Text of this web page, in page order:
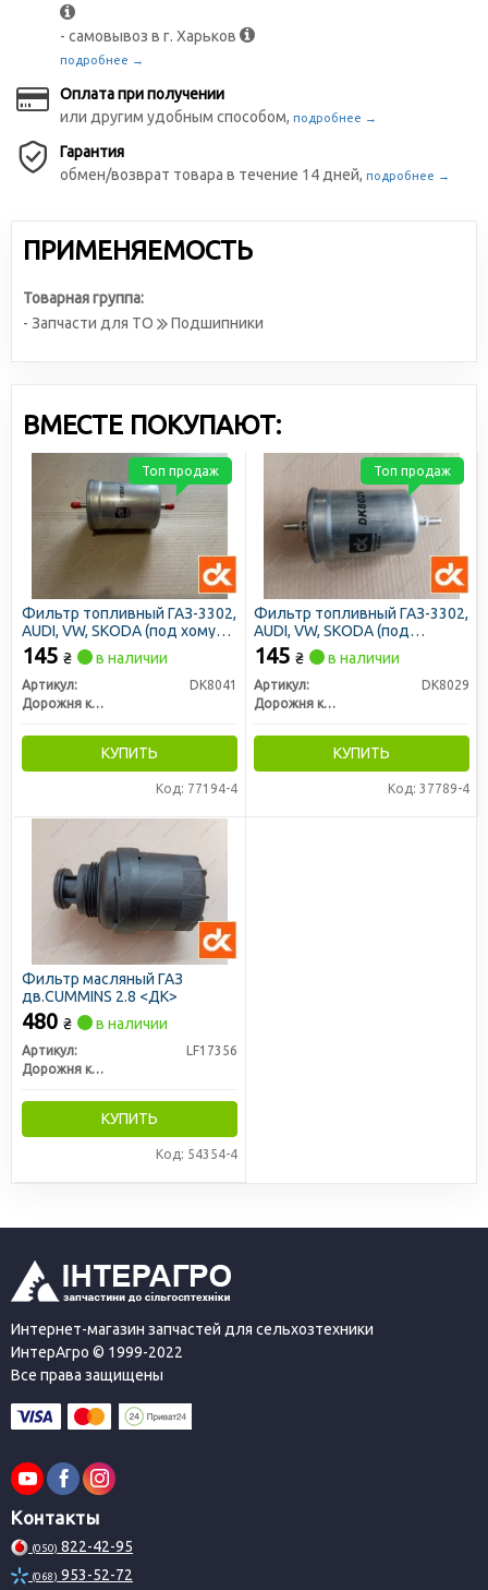
- самовывоз в г. Харьков
подробнее →
Оплата при получении
или другим удобным способом, подробнее →
Гарантия
обмен/возврат товара в течение 14 дней, подробнее →
ПРИМЕНЯЕМОСТЬ
Товарная группа:
- Запчасти для ТО
Подшипники
ВМЕСТЕ ПОКУПАЮТ:
Фильтр топливный ГАЗ-3302,
AUDI, VW, SKODA (под хомут)
<ДК>
145 ₴ в наличии
Артикул:
DK8041
Дорожня карта
КУПИТЬ
Код: 77194-4
Топ продаж
Фильтр топливный ГАЗ-3302,
AUDI, VW, SKODA (под
защелку) (ДК)
145 ₴ в наличии
Артикул:
DK8029
Дорожня карта
КУПИТЬ
Код: 37789-4
Топ продаж
Фильтр масляный ГАЗ
дв.CUMMINS 2.8 <ДК>
480 ₴ в наличии
Артикул:
LF17356
Дорожня карта
КУПИТЬ
Код: 54354-4
Интернет-магазин запчастей для сельхозтехники
ИнтерАгро © 1999-2022
Все права защищены
Контакты
(050) 822-42-95
(068) 953-52-72